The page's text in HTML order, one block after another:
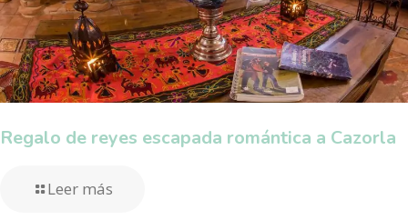
Regalo de reyes escapada romántica a Cazorla
Leer más